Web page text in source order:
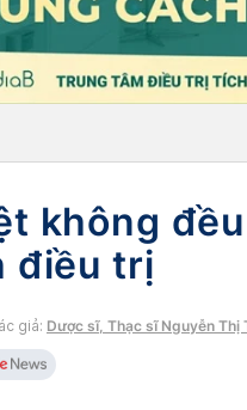
không
điều trị
giả: Dược sĩ, Thạc sĩ Nguyễn Thị